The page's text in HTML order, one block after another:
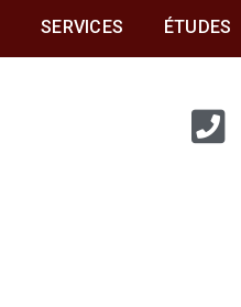
SERVICES ÉTUDES